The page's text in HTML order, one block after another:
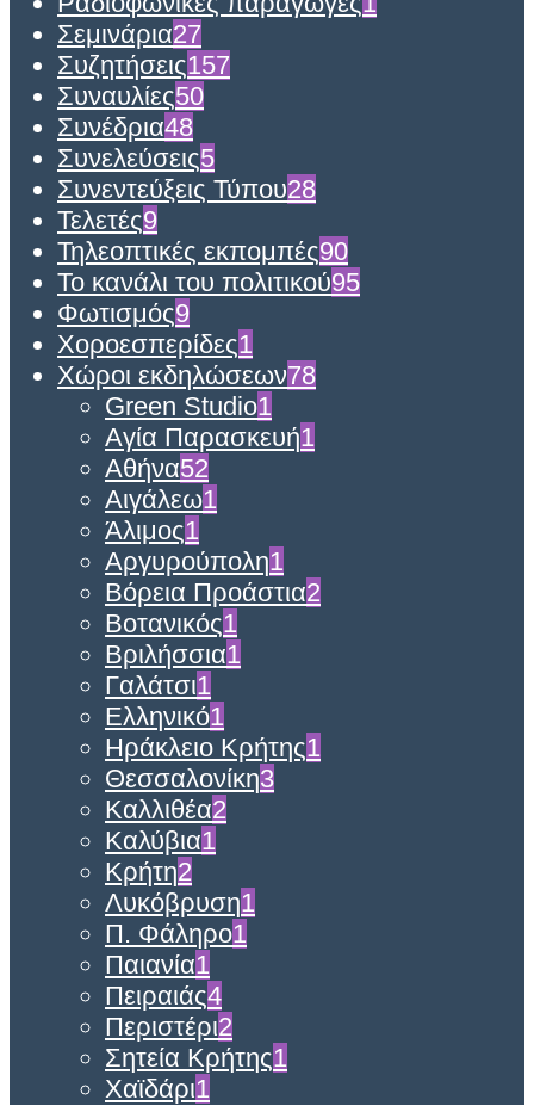
Σεμινάρια27
Συζητήσεις157
Συναυλίες50
Συνέδρια48
Συνελεύσεις5
Συνεντεύξεις Τύπου28
Τελετές9
Τηλεοπτικές εκπομπές90
Το κανάλι του πολιτικού95
Φωτισμός9
Χοροεσπερίδες1
Χώροι εκδηλώσεων78
Green Studio1
Αγία Παρασκευή1
Αθήνα52
Αιγάλεω1
Άλιμος1
Αργυρούπολη1
Βόρεια Προάστια2
Βοτανικός1
Βριλήσσια1
Γαλάτσι1
Ελληνικό1
Ηράκλειο Κρήτης1
Θεσσαλονίκη3
Καλλιθέα2
Καλύβια1
Κρήτη2
Λυκόβρυση1
Π. Φάληρο1
Παιανία1
Πειραιάς4
Περιστέρι2
Σητεία Κρήτης1
Χαϊδάρι1